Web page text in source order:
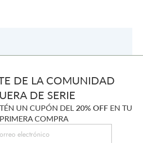
DE LA COMUNIDAD
DE SERIE
UN CUPÓN DEL 20% OFFEN TU
PRIMERA COMPRA